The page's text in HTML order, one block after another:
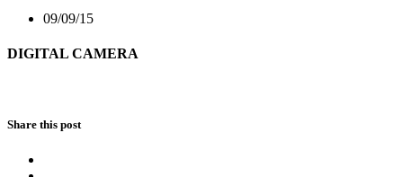
09/09/15
DIGITAL CAMERA
Share this post